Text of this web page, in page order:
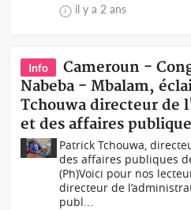
il y a 2 ans
Info
Cameroun -
Nabeba - Mbalam,
Tchouwa directeur
et des affaires
Patrick Tchouwa,
des affaires publiques
(Ph)Voici pour nos
directeur de
publ...